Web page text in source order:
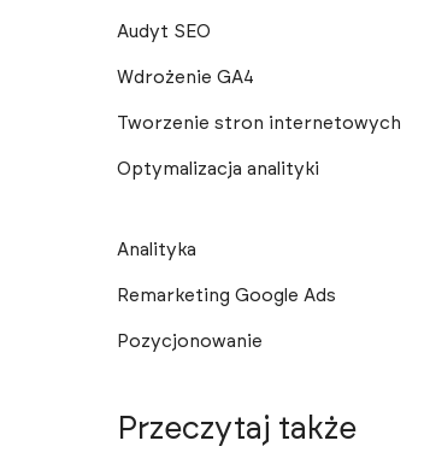
Audyt SEO
Wdrożenie GA4
Tworzenie stron internetowych
Optymalizacja analityki
Analityka
Remarketing Google Ads
Pozycjonowanie
Przeczytaj także